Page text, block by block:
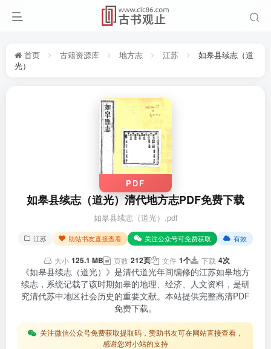
首页 古籍资源库 地方志 江苏
如皋县续志（道
光）
PDF
如皋县续志（道光）清代地方志PDF免费下载
如皋县续志（道光）.pdf
江苏 助站书友直接查看 关注公众号可免费获取 有效
大小 125.1 MB 页数 212页 文件 1个 下载 4次
《如皋县续志（道光）》是清代道光年间编修的江苏如皋地方
续志，系统记载了该时期如皋的地理、经济、人文资料，是研
究清代苏中地区社会历史的重要文献。本站提供完整高清PDF
免费下载。
关注微信公众号免费获取提取码，赞助书友可在网站直接查看，
感谢您对小站的支持